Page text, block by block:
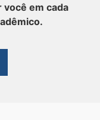
você em cada